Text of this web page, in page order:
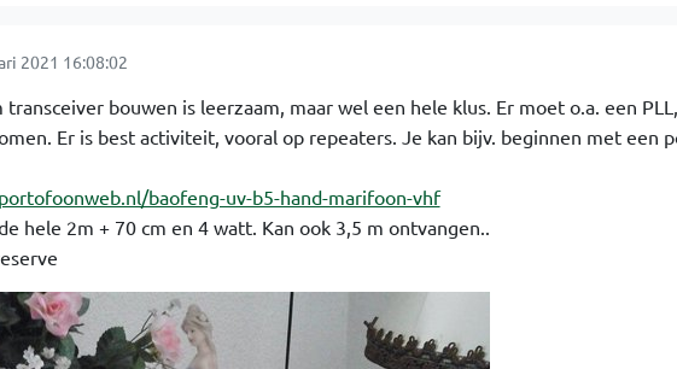
2021 16:08:02
transceiver bouwen is leerzaam, maar wel een hele klus. Er moet o.a. een
Er is best activiteit, vooral op repeaters. Je kan bijv. beginnen met een
baofeng-uv-b5-hand-marifoon-vhf
hele 2m + 70 cm en 4 watt. Kan ook 3,5 m ontvangen..